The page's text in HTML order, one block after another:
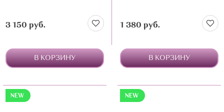
3 150 руб.
В КОРЗИНУ
1 380 руб.
В КОРЗИНУ
NEW NEW